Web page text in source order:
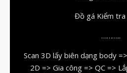
Đồ gá Kiểm
………..
Scan 3D lấy biên dạng body
2D => Gia công => QC =>